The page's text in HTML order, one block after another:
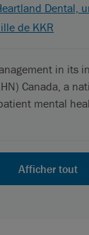
Dental,
de KKR
in its
Canada, a
mental
Afficher tout